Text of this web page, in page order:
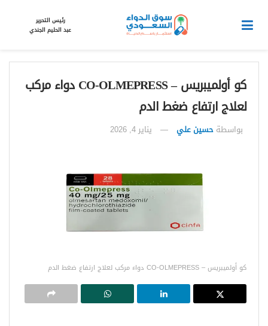
رئيس التحرير
عبد الحليم الجندي
كو أولميبريس – CO-OLMEPRESS دواء مركب
لعلاج ارتفاع ضغط الدم
بواسطة حسين علي يناير 4, 2026
كو أولميبريس – CO-OLMEPRESS دواء مركب لعلاج ارتفاع ضغط الدم